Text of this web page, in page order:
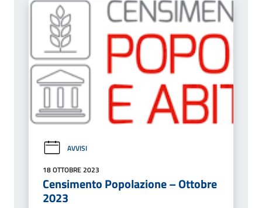
AVVISI
18 OTTOBRE 2023
Censimento Popolazione – Ottobre
2023